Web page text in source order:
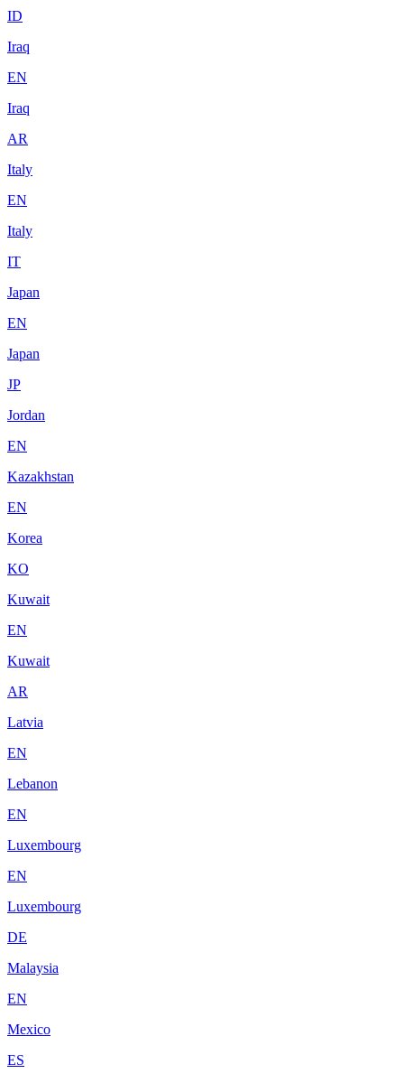
ID
Iraq
EN
Iraq
AR
Italy
EN
Italy
IT
Japan
EN
Japan
JP
Jordan
EN
Kazakhstan
EN
Korea
KO
Kuwait
EN
Kuwait
AR
Latvia
EN
Lebanon
EN
Luxembourg
EN
Luxembourg
DE
Malaysia
EN
Mexico
ES